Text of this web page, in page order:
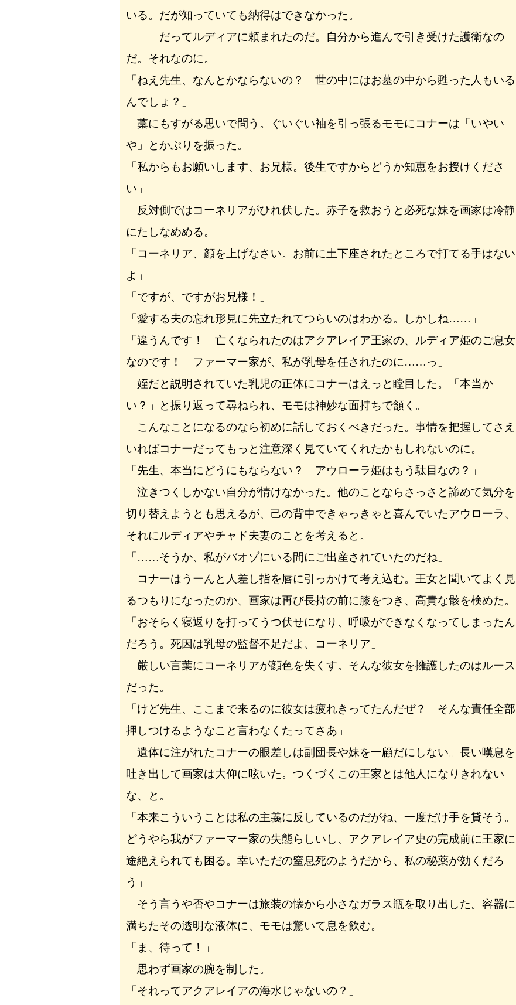
いる。だが知っていても納得はできなかった。
――だってルディアに頼まれたのだ。自分から進んで引き受けた護衛なの
だ。それなのに。
「ねえ先生、なんとかならないの？ 世の中にはお墓の中から甦った人もいる
んでしょ？」
藁にもすがる思いで問う。ぐいぐい袖を引っ張るモモにコナーは「いやい
や」とかぶりを振った。
「私からもお願いします、お兄様。後生ですからどうか知恵をお授けくださ
い」
反対側ではコーネリアがひれ伏した。赤子を救おうと必死な妹を画家は冷静
にたしなめめる。
「コーネリア、顔を上げなさい。お前に土下座されたところで打てる手はない
よ」
「ですが、ですがお兄様！」
「愛する夫の忘れ形見に先立たれてつらいのはわかる。しかしね……」
「違うんです！ 亡くなられたのはアクアレイア王家の、ルディア姫のご息女
なのです！ ファーマー家が、私が乳母を任されたのに……っ」
姪だと説明されていた乳児の正体にコナーはえっと瞠目した。「本当か
い？」と振り返って尋ねられ、モモは神妙な面持ちで頷く。
こんなことになるのなら初めに話しておくべきだった。事情を把握してさえ
いればコナーだってもっと注意深く見ていてくれたかもしれないのに。
「先生、本当にどうにもならない？ アウローラ姫はもう駄目なの？」
泣きつくしかない自分が情けなかった。他のことならさっさと諦めて気分を
切り替えようとも思えるが、己の背中できゃっきゃと喜んでいたアウローラ、
それにルディアやチャド夫妻のことを考えると。
「……そうか、私がバオゾにいる間にご出産されていたのだね」
コナーはうーんと人差し指を唇に引っかけて考え込む。王女と聞いてよく見
るつもりになったのか、画家は再び長持の前に膝をつき、高貴な骸を検めた。
「おそらく寝返りを打ってうつ伏せになり、呼吸ができなくなってしまったん
だろう。死因は乳母の監督不足だよ、コーネリア」
厳しい言葉にコーネリアが顔色を失くす。そんな彼女を擁護したのはルース
だった。
「けど先生、ここまで来るのに彼女は疲れきってたんだぜ？ そんな責任全部
押しつけるようなこと言わなくたってさあ」
遺体に注がれたコナーの眼差しは副団長や妹を一顧だにしない。長い嘆息を
吐き出して画家は大仰に呟いた。つくづくこの王家とは他人になりきれない
な、と。
「本来こういうことは私の主義に反しているのだがね、一度だけ手を貸そう。
どうやら我がファーマー家の失態らしいし、アクアレイア史の完成前に王家に
途絶えられても困る。幸いただの窒息死のようだから、私の秘薬が効くだろ
う」
そう言うや否やコナーは旅装の懐から小さなガラス瓶を取り出した。容器に
満ちたその透明な液体に、モモは驚いて息を飲む。
「ま、待って！」
思わず画家の腕を制した。
「それってアクアレイアの海水じゃないの？」